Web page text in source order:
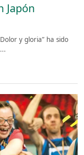
Japón
y gloria” ha sido